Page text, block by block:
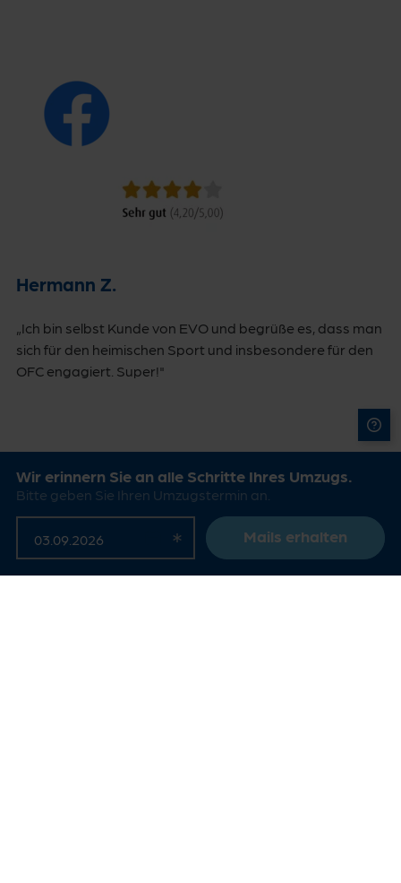
Hermann Z.
„Ich bin selbst Kunde von EVO und begrüße es, dass man
sich für den heimischen Sport und insbesondere für den
OFC engagiert. Super!"
Wir erinnern Sie an alle Schritte Ihres Umzugs.
Bitte geben Sie Ihren Umzugstermin an.
Mails erhalten